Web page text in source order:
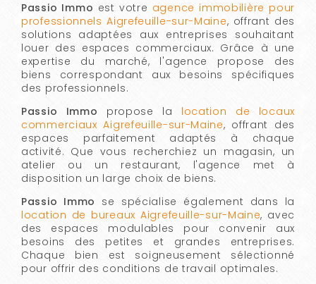
Passio Immo est votre agence immobilière pour
professionnels Aigrefeuille-sur-Maine, offrant des
solutions adaptées aux entreprises souhaitant
louer des espaces commerciaux. Grâce à une
expertise du marché, l'agence propose des
biens correspondant aux besoins spécifiques
des professionnels.
Passio Immo propose la location de locaux
commerciaux Aigrefeuille-sur-Maine, offrant des
espaces parfaitement adaptés à chaque
activité. Que vous recherchiez un magasin, un
atelier ou un restaurant, l'agence met à
disposition un large choix de biens.
Passio Immo se spécialise également dans la
location de bureaux Aigrefeuille-sur-Maine, avec
des espaces modulables pour convenir aux
besoins des petites et grandes entreprises.
Chaque bien est soigneusement sélectionné
pour offrir des conditions de travail optimales.